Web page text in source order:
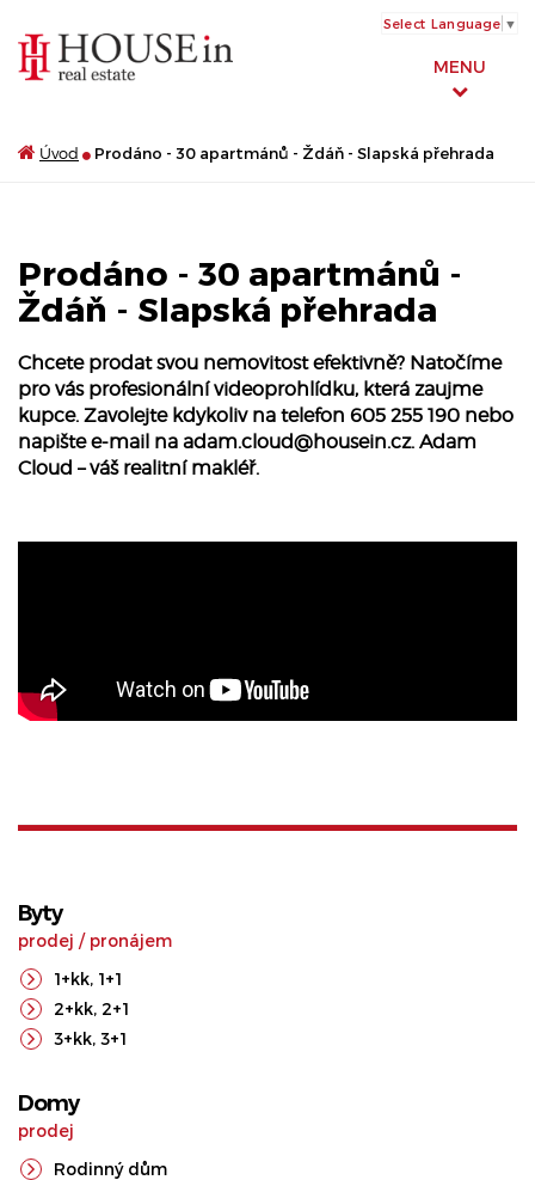
MENU
Select Language ▼
Úvod Prodáno - 30 apartmánů - Ždáň - Slapská přehrada
Prodáno - 30 apartmánů -
Ždáň - Slapská přehrada
Chcete prodat svou nemovitost efektivně? Natočíme
pro vás profesionální videoprohlídku, která zaujme
kupce. Zavolejte kdykoliv na telefon 605 255 190 nebo
napište e-mail na adam.cloud@housein.cz. Adam
Cloud – váš realitní makléř.
Byty
prodej / pronájem
1+kk, 1+1
2+kk, 2+1
3+kk, 3+1
Domy
prodej
Rodinný dům